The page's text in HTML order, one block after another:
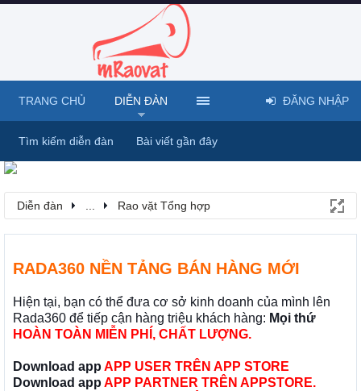
Diễn đàn Rao vặt Tổng hợp
RADA360 NỀN TẢNG BÁN HÀNG MỚI
Hiện tại, bạn có thể đưa cơ sở kinh doanh của mình lên
Rada360 để tiếp cận hàng triệu khách hàng: Mọi thứ
HOÀN TOÀN MIỄN PHÍ, CHẤT LƯỢNG.
Download app APP USER TRÊN APP STORE
Download app APP PARTNER TRÊN APPSTORE.
TRANG CHỦ DIỄN ĐÀN
Tìm kiếm diễn đàn Bài viết gần đây
ĐĂNG NHẬP